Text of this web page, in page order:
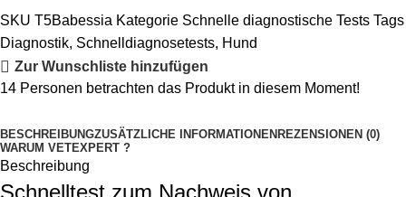
SKU T5Babessia Kategorie Schnelle diagnostische Tests Tags
Diagnostik, Schnelldiagnosetests, Hund
Zur Wunschliste hinzufügen
14 Personen betrachten das Produkt in diesem Moment!
BESCHREIBUNGZUSÄTZLICHE INFORMATIONEN REZENSIONEN (0)
WARUM VETEXPERT ?
Beschreibung